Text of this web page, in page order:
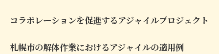
コラボレーションを促進するアジャイルプロジェクト
札幌市の解体作業におけるアジャイルの適用例